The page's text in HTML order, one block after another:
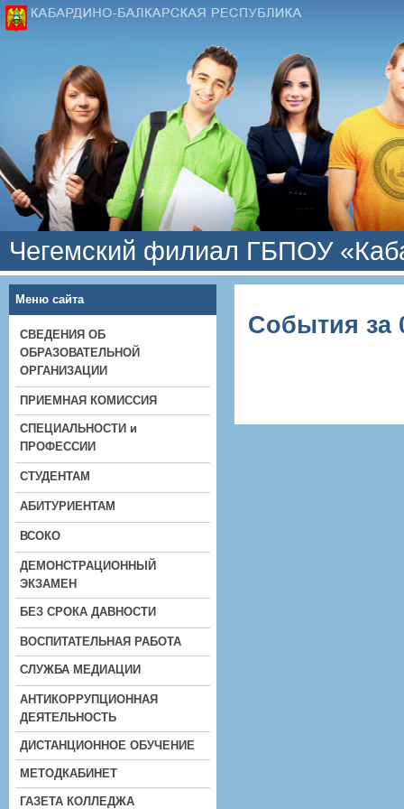
Чегемский филиал ГБПОУ
Меню сайта
СВЕДЕНИЯ ОБ
ОБРАЗОВАТЕЛЬНОЙ
ОРГАНИЗАЦИИ
ПРИЕМНАЯ КОМИССИЯ
СПЕЦИАЛЬНОСТИ и
ПРОФЕССИИ
СТУДЕНТАМ
АБИТУРИЕНТАМ
ВСОКО
ДЕМОНСТРАЦИОННЫЙ
ЭКЗАМЕН
БЕЗ СРОКА ДАВНОСТИ
ВОСПИТАТЕЛЬНАЯ РАБОТА
СЛУЖБА МЕДИАЦИИ
АНТИКОРРУПЦИОННАЯ
ДЕЯТЕЛЬНОСТЬ
ДИСТАНЦИОННОЕ ОБУЧЕНИЕ
МЕТОДКАБИНЕТ
ГАЗЕТА КОЛЛЕДЖА
События за